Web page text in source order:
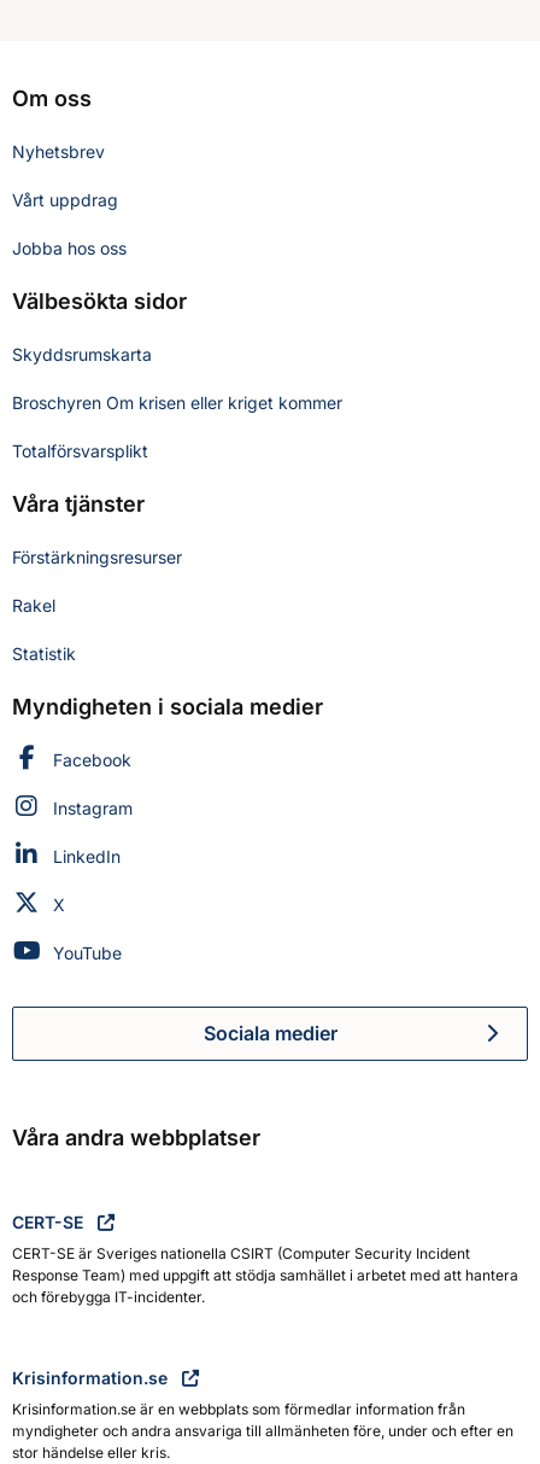
Om oss
Nyhetsbrev
Vårt uppdrag
Jobba hos oss
Välbesökta sidor
Skyddsrumskarta
Broschyren Om krisen eller kriget kommer
Totalförsvarsplikt
Våra tjänster
Förstärkningsresurser
Rakel
Statistik
Myndigheten i sociala medier
Myndigheten för civilt försvar på
Facebook
Myndigheten för civilt försvar på
Instagram
Myndigheten för civilt försvar på
LinkedIn
Myndigheten för civilt försvar på
X
Myndigheten för civilt försvar på
YouTube
Myndigheten för civilt
Sociala medier
Våra andra webbplatser
CERT-SE
CERT-SE är Sveriges nationella CSIRT (Computer Security Incident
Response Team) med uppgift att stödja samhället i arbetet med att hantera
och förebygga IT-incidenter.
Krisinformation.se
Krisinformation.se är en webbplats som förmedlar information från
myndigheter och andra ansvariga till allmänheten före, under och efter en
stor händelse eller kris.